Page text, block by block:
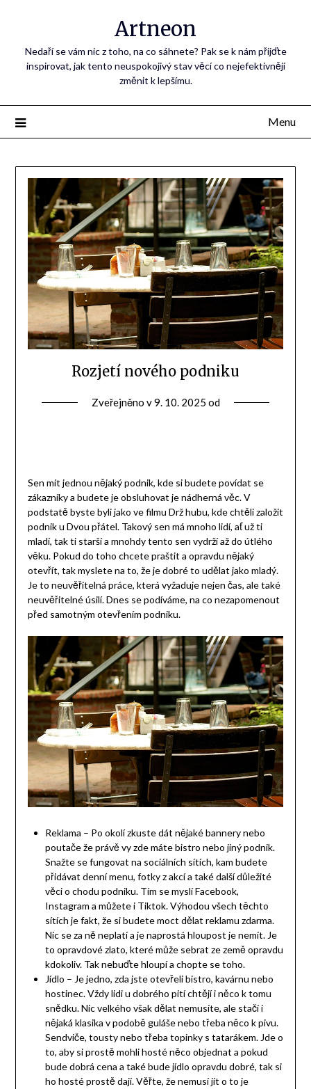
Artneon
Nedaří se vám nic z toho, na co sáhnete? Pak se k nám přijďte
inspirovat, jak tento neuspokojivý stav věcí co nejefektivněji
změnit k lepšímu.
Menu
Rozjetí nového podniku
Zveřejněno v9. 10. 2025 od
Sen mít jednou nějaký podnik, kde si budete povídat se
zákazníky a budete je obsluhovat je nádherná věc. V
podstatě byste byli jako ve filmu Drž hubu, kde chtěli založit
podnik u Dvou přátel. Takový sen má mnoho lidí, ať už ti
mladí, tak ti starší a mnohdy tento sen vydrží až do útlého
věku. Pokud do toho chcete praštit a opravdu nějaký
otevřít, tak myslete na to, že je dobré to udělat jako mladý.
Je to neuvěřitelná práce, která vyžaduje nejen čas, ale také
neuvěřitelné úsilí. Dnes se podíváme, na co nezapomenout
před samotným otevřením podniku.
Reklama – Po okolí zkuste dát nějaké bannery nebo
poutače že právě vy zde máte bistro nebo jiný podnik.
Snažte se fungovat na sociálních sítích, kam budete
přidávat denní menu, fotky z akcí a také další důležité
věci o chodu podniku. Tím se myslí Facebook,
Instagram a můžete i Tiktok. Výhodou všech těchto
sítích je fakt, že si budete moct dělat reklamu zdarma.
Nic se za ně neplatí a je naprostá hloupost je nemít. Je
to opravdové zlato, které může sebrat ze země opravdu
kdokoliv. Tak nebuďte hloupí a chopte se toho.
Jídlo – Je jedno, zda jste otevřeli bistro, kavárnu nebo
hostinec. Vždy lidi u dobrého pití chtějí i něco k tomu
snědku. Nic velkého však dělat nemusíte, ale stačí i
nějaká klasika v podobě guláše nebo třeba něco k pivu.
Sendviče, tousty nebo třeba topinky s tatarákem. Jde o
to, aby si prostě mohli hosté něco objednat a pokud
bude dobrá cena a také bude jídlo opravdu dobré, tak si
ho hosté prostě dají. Věřte, že nemusí jít o to je